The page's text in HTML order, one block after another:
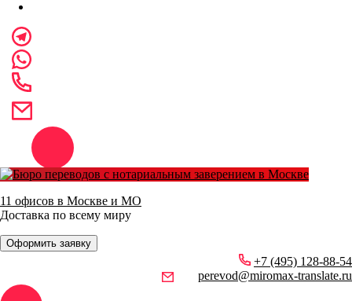
11 офисов в Москве и МО
Доставка по всему миру
Оформить заявку
+7 (495) 128-88-54
perevod@miromax-translate.ru